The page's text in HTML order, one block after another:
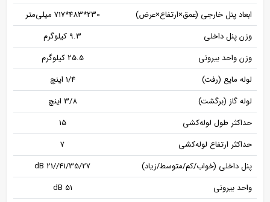
ابعاد پنل خارجی (عمق×ارتفاع×عرض)
230*483*717 میلی‌متر
وزن پنل داخلی
9.3 کیلوگرم
وزن واحد بیرونی
25.5 کیلوگرم
لوله مایع (رفت)
1/4 اینچ
لوله گاز (برگشت)
3/8 اینچ
حداکثر طول لوله‌کشی
15
حداکثر ارتفاع لوله‌کشی
7
پنل داخلی (خواب/کم/متوسط/زیاد)
41/35/27//21 dB
واحد بیرونی
51 dB